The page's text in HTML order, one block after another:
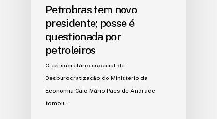
Petrobras tem novo
presidente; posse é
questionada por
petroleiros
O ex-secretário especial de
Desburocratização do Ministério da
Economia Caio Mário Paes de Andrade
tomou…